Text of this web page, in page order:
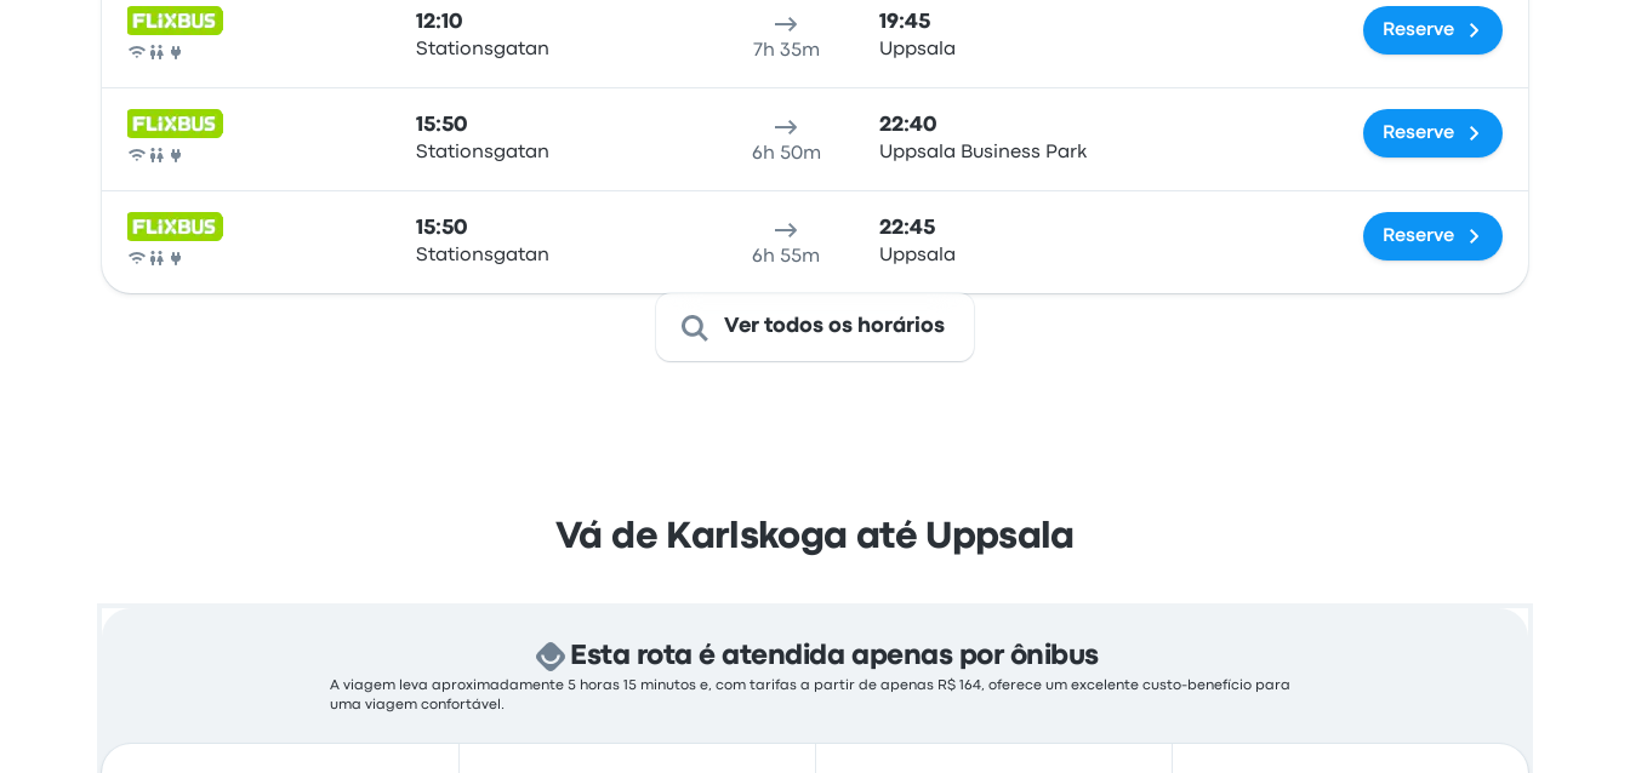
Ônibus
12:10
Stationsgatan 7h 35m
19:45
Uppsala
Reserve
Ônibus
15:50
Stationsgatan 6h 50m
22:40
Uppsala Business Park
Reserve
Ônibus
15:50
Stationsgatan 6h 55m
22:45
Uppsala
Reserve
Ver todos os horários
Vá de Karlskoga até Uppsala
Esta rota é atendida apenas por ônibus
A viagem leva aproximadamente 5 horas 15 minutos e, com tarifas a partir de apenas R$ 164, oferece um excelente custo-benefício para
uma viagem confortável.